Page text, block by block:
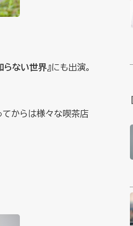
らない世界 』にも出演。
てからは様々な喫茶店